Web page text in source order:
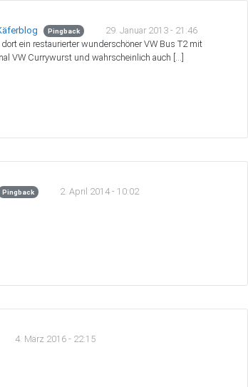
Pingback
29. Januar 2013 - 21:46
ein restaurierter wunderschöner VW Bus T2 mit
VW Currywurst und wahrscheinlich auch […]
Pingback
2. April 2014 - 10:02
4. März 2016 - 22:15